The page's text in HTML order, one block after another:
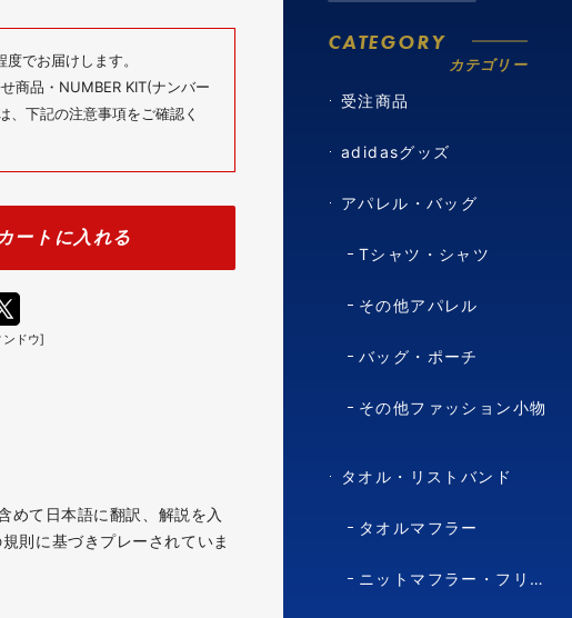
でお届けします。
商品・NUMBER KIT(ナンバー
、下記の注意事項をご確認く
カートに入れる
ンドウ]
めて日本語に翻訳、解説を入
則に基づきプレーされていま
CATEGORY
カテゴリー
受注商品
adidasグッズ
アパレル・バッグ
Tシャツ・シャツ
その他アパレル
バッグ・ポーチ
その他ファッション小物
タオル・リストバンド
タオルマフラー
ニットマフラー・フリースマフラー